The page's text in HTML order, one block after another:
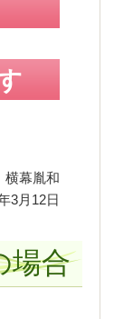
幕胤和
3月12日
場合